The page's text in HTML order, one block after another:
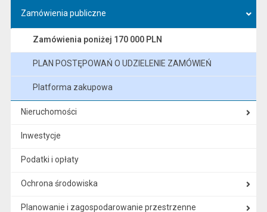
Zamówienia publiczne
Zamówienia poniżej 170 000 PLN
PLAN POSTĘPOWAŃ O UDZIELENIE ZAMÓWIEŃ
Platforma zakupowa
Nieruchomości
Inwestycje
Podatki i opłaty
Ochrona środowiska
Planowanie i zagospodarowanie przestrzenne